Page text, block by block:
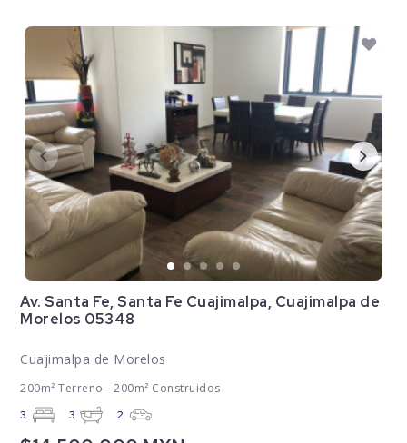
Av. Santa Fe, Santa Fe Cuajimalpa, Cuajimalpa de
Morelos 05348
Cuajimalpa de Morelos
200m² Terreno - 200m² Construidos
3 3 2